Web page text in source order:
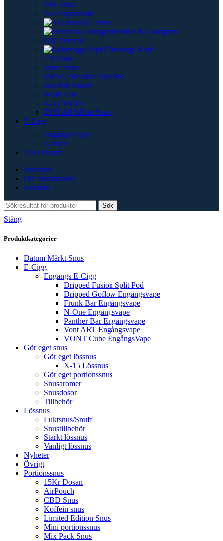
24K Snus
Ace Superwhite
AG Snus
Fiedler & Lundgren
GN Tobacco
Göteborgs Rapé
LD Snus
Skruf Snus
SWAG Nicotine Pouches
Swedish Match
White Fox
X-15 SNUS
ZYN All White Snus
E-Cigg
Engångs Vape
E-Juice
15Kr Dosan
Snusnytt
Om Snushandel
Kontakt
Sök
Stäng
Produktkategorier
Datum Märkt Snus
E-Cigg
Engångs E-Cigg
Dripped Fusion Split Pod
Dripped Goflow Engångsvape
Frunk Bar Engångsvape
N-One Engångsvape
Panther Bar Engångsvape
Vont ART Engångsvape
VONT Cube EngångsVape
Gör eget snus
Gör eget lössnus
X-15 Lössnus
Gör eget portionssnus
Snusaromer
Snusdosor
Tillbehör
Lössnus
Luktsnus/Snuff
Snustillbehör
Starkt lössnus
Vanligt lössnus
Nyheter
Övrigt
Portionssnus
15Kr Dosan
AirPouch
CBD Snus
Koffein snus
Limited Edition Snus
Mini portionssnus
Mix Pack Snus